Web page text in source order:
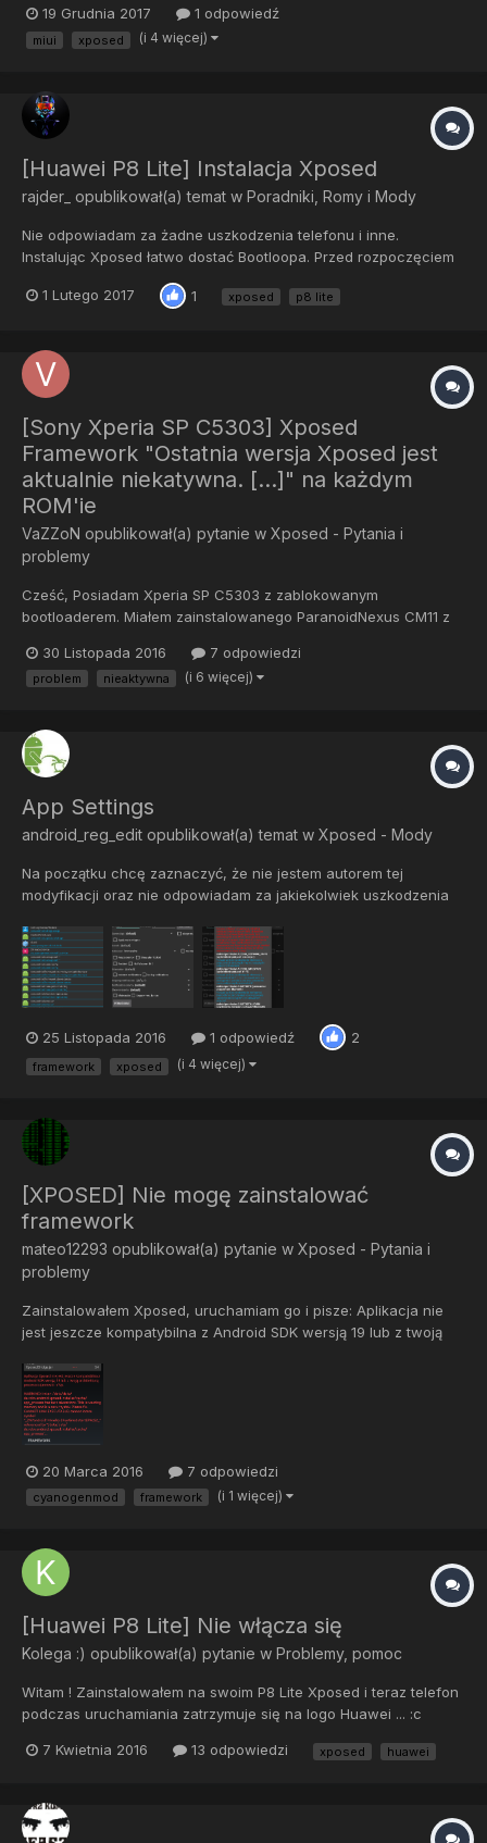
jednak obie metody powodowały bootloopa. Ktoś wie, jak to
zrobić poprawnie? Z góry dziękuję za pomoc.
19 Grudnia 2017 1 odpowiedź
miui xposed (i 4 więcej)
[Huawei P8 Lite] Instalacja Xposed
rajder_ opublikował(a) temat w Poradniki, Romy i Mody
Nie odpowiadam za żadne uszkodzenia telefonu i inne.
Instalując Xposed łatwo dostać Bootloopa. Przed rozpoczęciem
-Odblokowany Bootloader -ROOT -TWRP Upewnij się, że
1 Lutego 2017 1 xposed p8 lite
[Sony Xperia SP C5303] Xposed
Framework "Ostatnia wersja Xposed jest
aktualnie niekatywna. [...]" na każdym
ROM'ie
VaZZoN opublikował(a) pytanie w Xposed - Pytania i
problemy
Cześć, Posiadam Xperia SP C5303 z zablokowanym
bootloaderem. Miałem zainstalowanego ParanoidNexus CM11 z
ROM'a, który odpowiadałby mi więc potem instalowałem (nie jest
to kolejność, w której instalowałem je): 4.4.4 Slimkat 4.4.4 Z3 EX...
30 Listopada 2016 7 odpowiedzi
problem nieaktywna (i 6 więcej)
App Settings
android_reg_edit opublikował(a) temat w Xposed - Mody
Na początku chcę zaznaczyć, że nie jestem autorem tej
modyfikacji oraz nie odpowiadam za jakiekolwiek uszkodzenia
zmienić rozdzielczość, rozmiar czcionki i inne ciekawe opcje.
Szczegóły w opisie. Wersja 1.10 znajduje się w...
25 Listopada 2016 1 odpowiedź 2
framework xposed (i 4 więcej)
[XPOSED] Nie mogę zainstalować
framework
mateo12293 opublikował(a) pytanie w Xposed - Pytania i
problemy
Zainstalowałem Xposed, uruchamiam go i pisze: Aplikacja nie
jest jeszcze kompatybilna z Android SDK wersją 19 lub z twoją
framework? mam zainstalowane TWRP i próbowałem wgrać te
framework ale nadal nic nie pomogło
20 Marca 2016 7 odpowiedzi
cyanogenmod framework (i 1 więcej)
[Huawei P8 Lite] Nie włącza się
Kolega :) opublikował(a) pytanie w Problemy, pomoc
Witam ! Zainstalowałem na swoim P8 Lite Xposed i teraz telefon
podczas uruchamiania zatrzymuje się na logo Huawei ... :c
7 Kwietnia 2016
13 odpowiedzi xposed huawei